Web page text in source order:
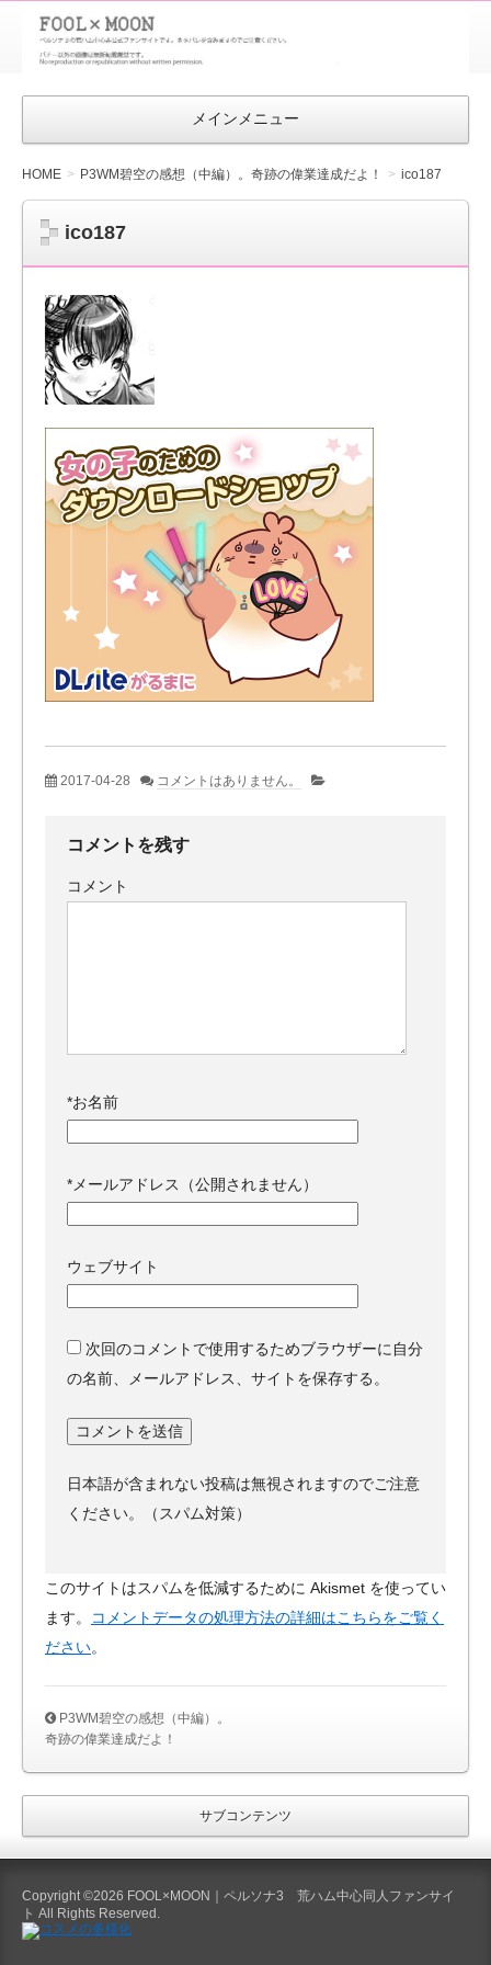
FOOL×MOON
｜ペルソナ
3 荒ハム中
メインメニュー
HOME P3WM碧空の感想（中編）。奇跡の偉業達成だよ！ ico187
ico187
2017-04-28 コメントはありません。
コメントを残す
コメント
*お名前
* メールアドレス（公開されません）
ウェブサイト
次回のコメントで使用するためブラウザーに自分
の名前、メールアドレス、サイトを保存する。
日本語が含まれない投稿は無視されますのでご注意
ください。（スパム対策）
このサイトはスパムを低減するために Akismet を使ってい
ます。
コメントデータの処理方法の詳細はこちらをご覧く
ださい。
P3WM碧空の感想（中編）。
奇跡の偉業達成だよ！
サブコンテンツ
Copyright ©2026 FOOL×MOON｜ペルソナ3 荒ハム中心同人ファンサイ
ト All Rights Reserved.